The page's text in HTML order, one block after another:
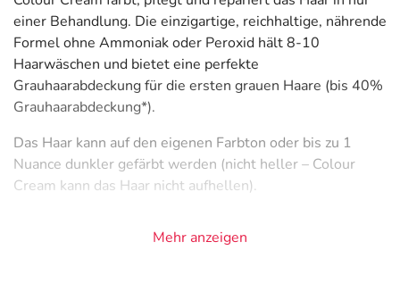
einer Behandlung. Die einzigartige, reichhaltige, nährende
Formel ohne Ammoniak oder Peroxid hält 8-10
Haarwäschen und bietet eine perfekte
Grauhaarabdeckung für die ersten grauen Haare (bis 40%
Grauhaarabdeckung*).
Das Haar kann auf den eigenen Farbton oder bis zu 1
Nuance dunkler gefärbt werden (nicht heller – Colour
Cream kann das Haar nicht aufhellen).
Extrakten, Biotin und Panthenol angereichert. Biotin
Mehr anzeigen